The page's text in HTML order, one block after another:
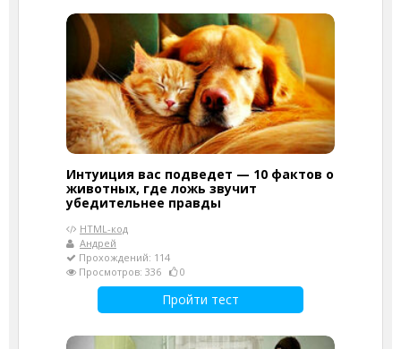
Интуиция вас подведет — 10 фактов о
животных, где ложь звучит
убедительнее правды
HTML-код
Андрей
Прохождений: 114
Просмотров: 336
0
Пройти тест